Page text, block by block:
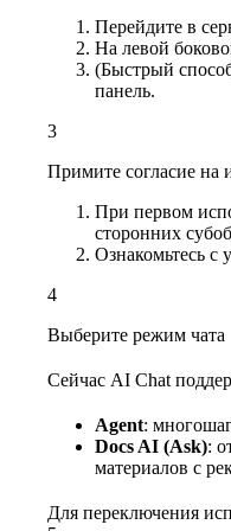
Перейдите в
На левой
(Быстрый
панель.
3
Примите согласие на
При первом
сторонних
Ознакомьтесь с
4
Выберите режим чата
Сейчас AI Chat
Agent:
Docs AI (Ask):
материалов с
Для переключения